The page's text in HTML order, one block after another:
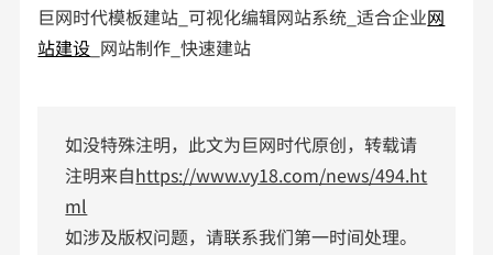
巨网时代模板建站_可视化编辑网站系统_适合企业网
站建设 _网站制作_快速建站
如没特殊注明，此文为巨网时代原创，转载请
注明来自https://www.vy18.com/news/494.ht
ml
如涉及版权问题，请联系我们第一时间处理。